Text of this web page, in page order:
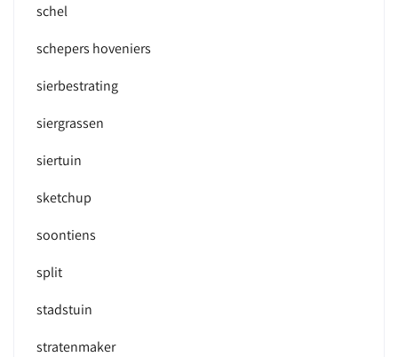
schel
schepers hoveniers
sierbestrating
siergrassen
siertuin
sketchup
soontiens
split
stadstuin
stratenmaker